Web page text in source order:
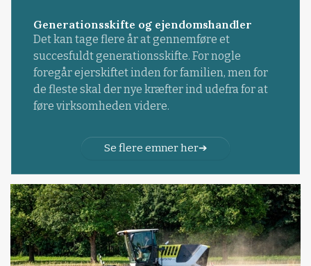
Generationsskifte og ejendomshandler
Det kan tage flere år at gennemføre et
succesfuldt generationsskifte. For nogle
foregår ejerskiftet inden for familien, men for
de fleste skal der nye kræfter ind udefra for at
føre virksomheden videre.
Se flere emner her